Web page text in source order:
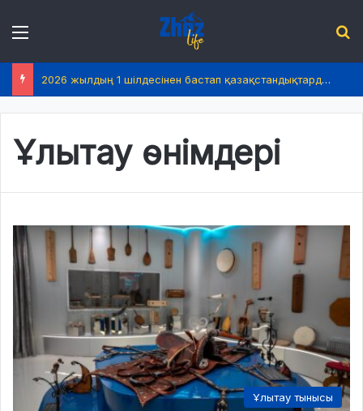
2026 жылдың 1 шілдесінен бастап қазақстандықтардың өмірінде не өзгереді?
Ұлытау өнімдері
Ұлытау тынысы